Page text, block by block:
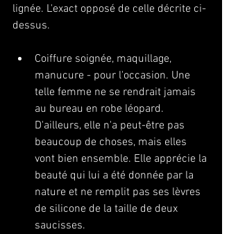
lignée. L'exact opposé de celle décrite ci-
dessus.
Coiffure soignée, maquillage,
manucure - pour l'occasion. Une
telle femme ne se rendrait jamais
au bureau en robe léopard.
D'ailleurs, elle n'a peut-être pas
beaucoup de choses, mais elles
vont bien ensemble. Elle apprécie la
beauté qui lui a été donnée par la
nature et ne remplit pas ses lèvres
de silicone de la taille de deux
saucisses.